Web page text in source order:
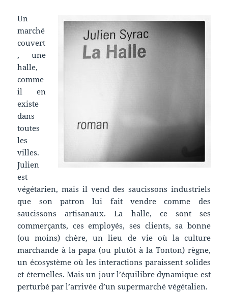
Un
marché
couvert
, une
halle,
comme
il en
existe
dans
toutes
les
villes.
Julien
est
végétarien, mais il vend des saucissons industriels
que son patron lui fait vendre comme des
saucissons artisanaux. La halle, ce sont ses
commerçants, ces employés, ses clients, sa bonne
(ou moins) chère, un lieu de vie où la culture
marchande à la papa (ou plutôt à la Tonton) règne,
un écosystème où les interactions paraissent solides
et éternelles. Mais un jour l’équilibre dynamique est
perturbé par l’arrivée d’un supermarché végétalien.